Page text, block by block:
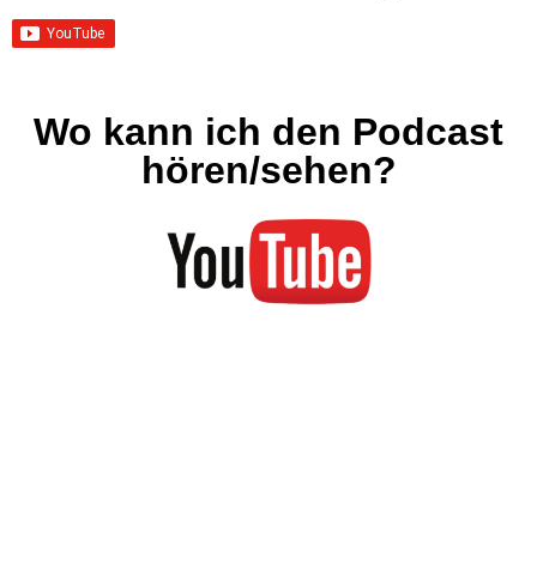
Wo kann ich den Podcast
hören/sehen?